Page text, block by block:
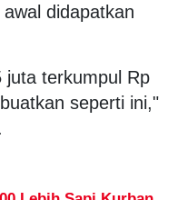
didapatkan
juta terkumpul Rp
seperti ini,"